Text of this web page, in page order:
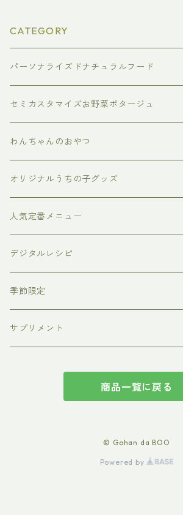
CATEGORY
パーソナライズドナチュラルフード
セミカスタマイズお野菜ポタージュ
わんちゃんのおやつ
オリジナルうちの子グッズ
スマホケース
ショッピングトート
人気定番メニュー
デジタルレシピ
季節限定
サプリメント
商品一覧に戻る
© Gohan da BOO
Powered by